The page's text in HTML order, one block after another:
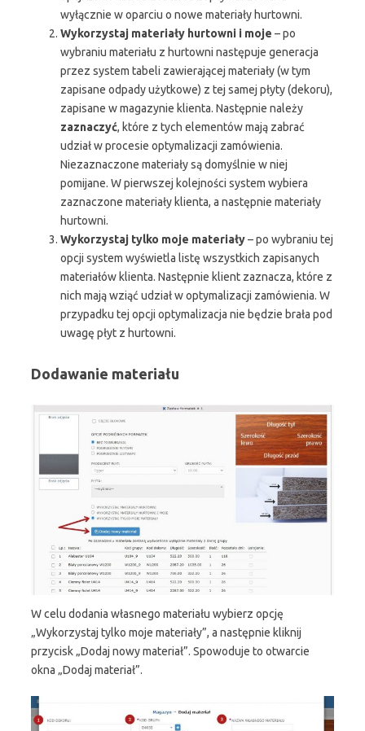
wyłącznie w oparciu o nowe materiały hurtowni.
Wykorzystaj materiały hurtowni i moje – po
wybraniu materiału z hurtowni następuje generacja
przez system tabeli zawierającej materiały (w tym
zapisane odpady użytkowe) z tej samej płyty (dekoru),
zapisane w magazynie klienta. Następnie należy
zaznaczyć, które z tych elementów mają zabrać
udział w procesie optymalizacji zamówienia.
Niezaznaczone materiały są domyślnie w niej
pomijane. W pierwszej kolejności system wybiera
zaznaczone materiały klienta, a następnie materiały
hurtowni.
Wykorzystaj tylko moje materiały– po wybraniu tej
opcji system wyświetla listę wszystkich zapisanych
materiałów klienta. Następnie klient zaznacza, które z
nich mają wziąć udział w optymalizacji zamówienia. W
przypadku tej opcji optymalizacja nie będzie brała pod
uwagę płyt z hurtowni.
Dodawanie materiału
W celu dodania własnego materiału wybierz opcję
„Wykorzystaj tylko moje materiały”, a następnie kliknij
przycisk „Dodaj nowy materiał”. Spowoduje to otwarcie
okna „Dodaj materiał”.